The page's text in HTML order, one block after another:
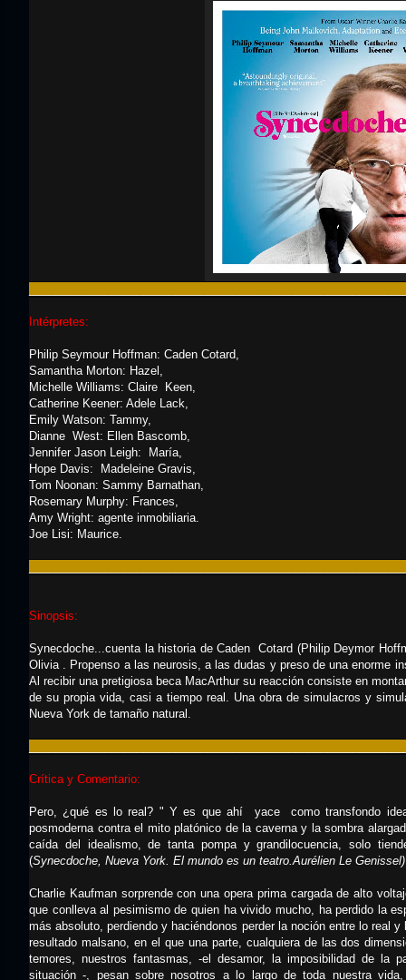
Intérpretes:
Philip Seymour Hoffman: Caden Cotard,
Samantha Morton: Hazel,
Michelle Williams: Claire Keen,
Catherine Keener: Adele Lack,
Emily Watson: Tammy,
Dianne West: Ellen Bascomb,
Jennifer Jason Leigh: María,
Hope Davis: Madeleine Gravis,
Tom Noonan: Sammy Barnathan,
Rosemary Murphy: Frances,
Amy Wright: agente inmobiliaria.
Joe Lisi: Maurice.
Sinopsis:
Synecdoche...cuenta la historia de Caden Cotard (Philip Deymor
Olivia . Propenso a las neurosis, a las dudas y preso de una enorme
Al recibir una pretigiosa beca MacArthur su reacción consiste en
de su propia vida, casi a tiempo real. Una obra de simulacros y
Nueva York de tamaño natural.
Crítica y Comentario:
Pero, ¿qué es lo real? " Y es que ahí yace como transfondo
posmoderna contra el mito platónico de la caverna y la sombra
caída del idealismo, de tanta pompa y grandilocuencia, solo
(Synecdoche, Nueva York. El mundo es un teatro.Aurélien Le Genissel)
Charlie Kaufman sorprende con una opera prima cargada de alto
que conlleva al pesimismo de quien ha vivido mucho, ha perdido la
más absoluto, perdiendo y haciéndonos perder la noción entre lo real
resultado malsano, en el que una parte, cualquiera de las dos
temores, nuestros fantasmas, -el desamor, la imposibilidad de la
situación -, pesan sobre nosotros a lo largo de toda nuestra